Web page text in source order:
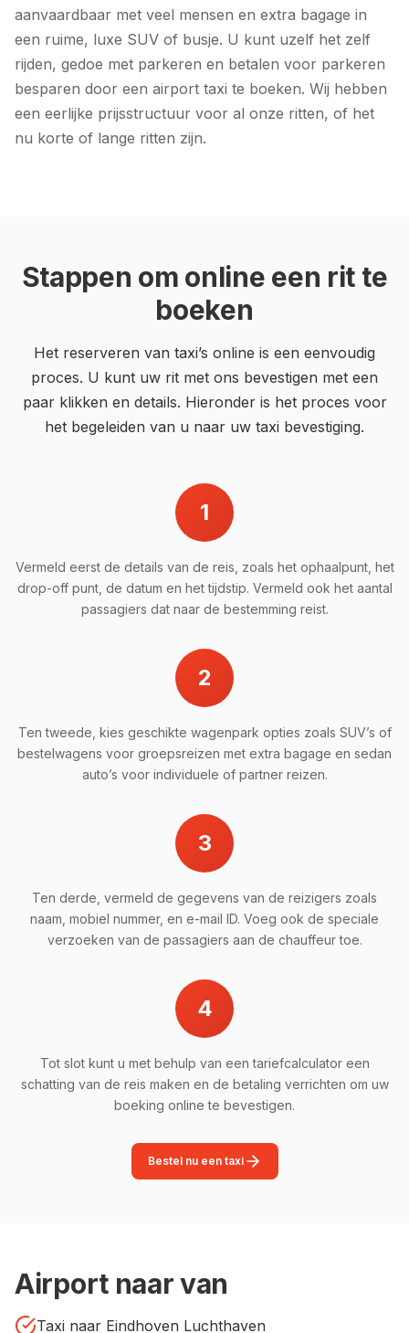
aanvaardbaar met veel mensen en extra bagage in
een ruime, luxe SUV of busje. U kunt uzelf het zelf
rijden, gedoe met parkeren en betalen voor parkeren
besparen door een airport taxi te boeken. Wij hebben
een eerlijke prijsstructuur voor al onze ritten, of het
nu korte of lange ritten zijn.
Stappen om online een rit te
boeken
Het reserveren van taxi’s online is een eenvoudig
proces. U kunt uw rit met ons bevestigen met een
paar klikken en details. Hieronder is het proces voor
het begeleiden van u naar uw taxi bevestiging.
1
Vermeld eerst de details van de reis, zoals het ophaalpunt, het
drop-off punt, de datum en het tijdstip. Vermeld ook het aantal
passagiers dat naar de bestemming reist.
2
Ten tweede, kies geschikte wagenpark opties zoals SUV’s of
bestelwagens voor groepsreizen met extra bagage en sedan
auto’s voor individuele of partner reizen.
3
Ten derde, vermeld de gegevens van de reizigers zoals
naam, mobiel nummer, en e-mail ID. Voeg ook de speciale
verzoeken van de passagiers aan de chauffeur toe.
4
Tot slot kunt u met behulp van een tariefcalculator een
schatting van de reis maken en de betaling verrichten om uw
boeking online te bevestigen.
Bestel nu een taxi
Airport naar van
Taxi naar Eindhoven Luchthaven